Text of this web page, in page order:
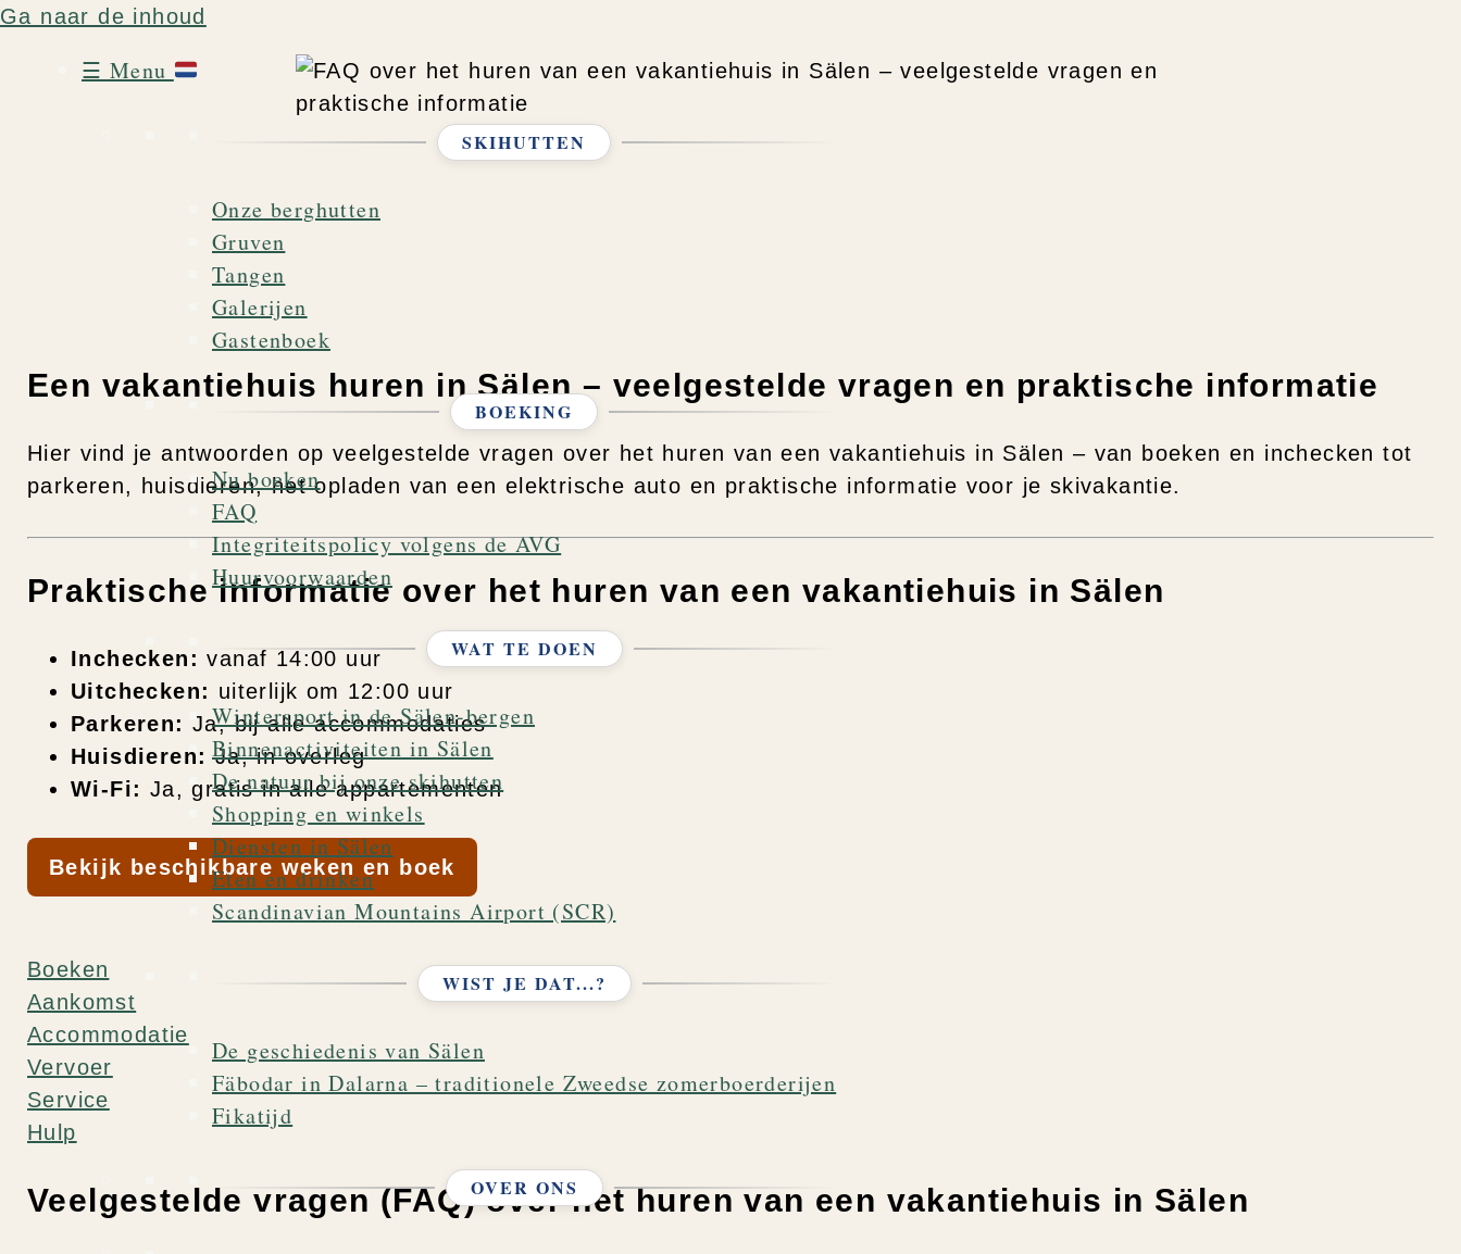
Ga naar de inhoud
☰ Menu
SKIHUTTEN
Onze berghutten
Gruven
Tangen
Galerijen
Gastenboek
BOEKING
Nu boeken
FAQ
Integriteitspolicy volgens de AVG
Huurvoorwaarden
WAT TE DOEN
Wintersport in de Sälen-bergen
Binnenactiviteiten in Sälen
De natuur bij onze skihutten
Shopping en winkels
Diensten in Sälen
Eten en drinken
Scandinavian Mountains Airport (SCR)
WIST JE DAT...?
De geschiedenis van Sälen
Fäbodar in Dalarna – traditionele Zweedse zomerboerderijen
Fikatijd
OVER ONS
Een vakantiehuis huren in Sälen – veelgestelde vragen en praktische informatie
Hier vind je antwoorden op veelgestelde vragen over het huren van een vakantiehuis in Sälen – van boeken en inchecken tot
parkeren, huisdieren, het opladen van een elektrische auto en praktische informatie voor je skivakantie.
Praktische informatie over het huren van een vakantiehuis in Sälen
Inchecken: vanaf 14:00 uur
Uitchecken: uiterlijk om 12:00 uur
Parkeren: Ja, bij alle accommodaties
Huisdieren: Ja, in overleg
Wi-Fi: Ja, gratis in alle appartementen
Bekijk beschikbare weken en boek
Boeken
Aankomst
Accommodatie
Vervoer
Service
Hulp
Veelgestelde vragen (FAQ) over het huren van een vakantiehuis in Sälen